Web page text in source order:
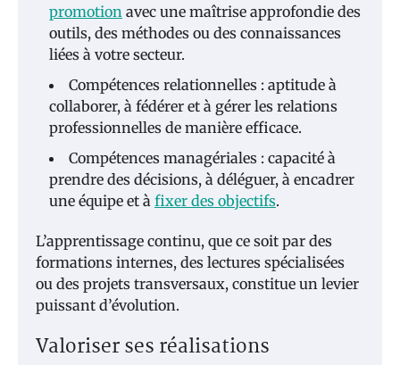
promotion avec une maîtrise approfondie des
outils, des méthodes ou des connaissances
liées à votre secteur.
Compétences relationnelles : aptitude à
collaborer, à fédérer et à gérer les relations
professionnelles de manière efficace.
Compétences managériales : capacité à
prendre des décisions, à déléguer, à encadrer
une équipe et à fixer des objectifs.
L’apprentissage continu, que ce soit par des
formations internes, des lectures spécialisées
ou des projets transversaux, constitue un levier
puissant d’évolution.
Valoriser ses réalisations